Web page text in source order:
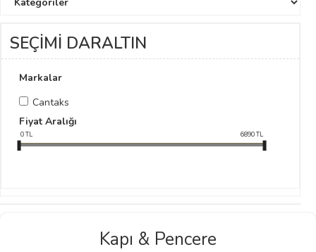
SEÇİMİ DARALTIN
Markalar
Cantaks
Fiyat Aralığı
0TL 6890TL
Kapı & Pencere